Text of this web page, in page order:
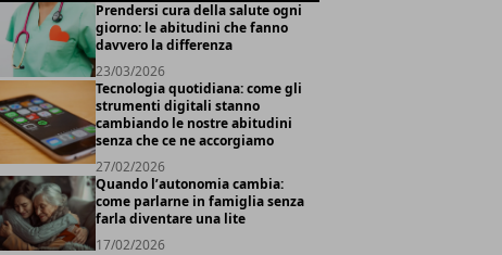
Prendersi cura della salute ogni
giorno: le abitudini che fanno
davvero la differenza
23/03/2026
Tecnologia quotidiana: come gli
strumenti digitali stanno
cambiando le nostre abitudini
senza che ce ne accorgiamo
27/02/2026
Quando l’autonomia cambia:
come parlarne in famiglia senza
farla diventare una lite
17/02/2026